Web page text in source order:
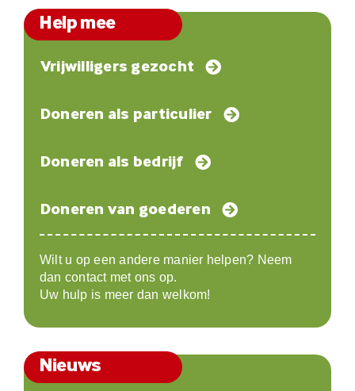
Help mee
Vrijwilligers gezocht
Doneren als particulier
Doneren als bedrijf
Doneren van goederen
Wilt u op een andere manier helpen? Neem
dan contact met ons op.
Uw hulp is meer dan welkom!
Nieuws